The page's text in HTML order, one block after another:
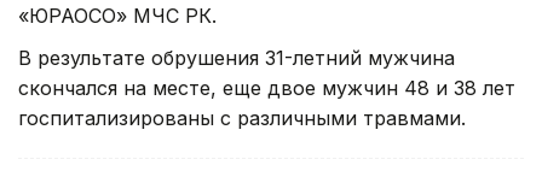
«ЮРАОСО» МЧС РК.
В результате обрушения 31-летний мужчина
скончался на месте, еще двое мужчин 48 и 38 лет
госпитализированы с различными травмами.